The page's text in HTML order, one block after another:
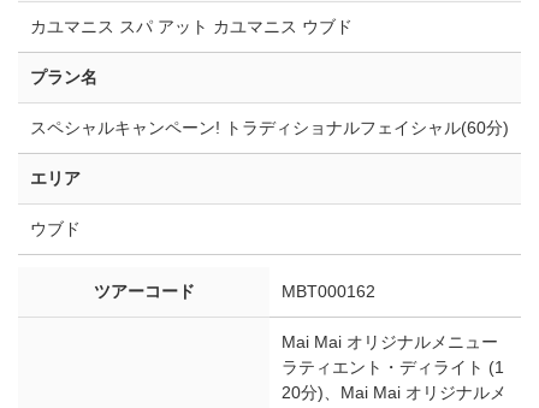
カユマニス スパ アット カユマニス ウブド
プラン名
スペシャルキャンペーン! トラディショナルフェイシャル(60分)
エリア
ウブド
ツアーコード MBT000162
Mai Mai オリジナルメニュー
ラティエント・ディライト (1
20分)、Mai Mai オリジナルメ